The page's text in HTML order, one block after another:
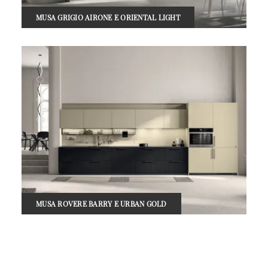
MUSA GRIGIO AIRONE E ORIENTAL LIGHT
MUSA ROVERE BARRY E URBAN GOLD